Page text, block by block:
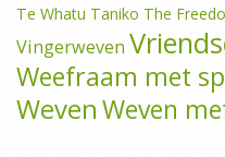
Te Whatu Taniko The
Vingerweven
Weefraam met
WevenWeven